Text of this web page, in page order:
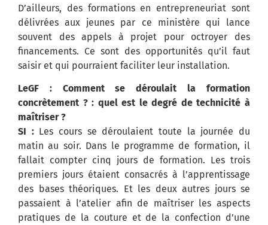
D’ailleurs, des formations en entrepreneuriat sont
délivrées aux jeunes par ce ministère qui lance
souvent des appels à projet pour octroyer des
financements. Ce sont des opportunités qu’il faut
saisir et qui pourraient faciliter leur installation.
LeGF : Comment se déroulait la formation
concrètement ? : quel est le degré de technicité à
maîtriser ?
SI :Les cours se déroulaient toute la journée du
matin au soir. Dans le programme de formation, il
fallait compter cinq jours de formation. Les trois
premiers jours étaient consacrés à l’apprentissage
des bases théoriques. Et les deux autres jours se
passaient à l’atelier afin de maîtriser les aspects
pratiques de la couture et de la confection d’une